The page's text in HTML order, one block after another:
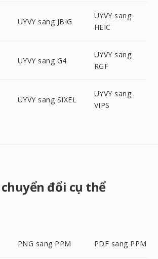
UYVY sang JBIG
UYVY sang
HEIC
UYVY sang G4
UYVY sang
RGF
UYVY sang SIXEL
UYVY sang
VIPS
chuyển đổi cụ thể
PNG sang PPM PDF sang PPM